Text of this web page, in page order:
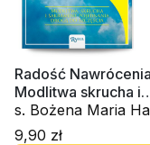
Radość
Modlitwa skrucha i
sakrament
drogą do szczęścia
s. Bożena Maria
9,90 zł